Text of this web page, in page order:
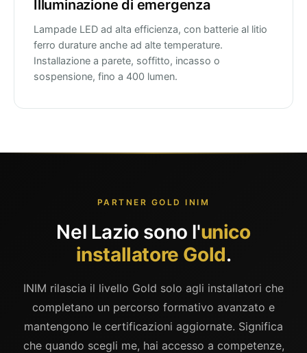
Illuminazione di emergenza
Lampade LED ad alta efficienza, con batterie al litio
ferro durature anche ad alte temperature.
Installazione a parete, soffitto, incasso o
sospensione, fino a 400 lumen.
PARTNER GOLD INIM
Nel Lazio sono l'unico
installatore Gold.
INIM rilascia il livello Gold solo agli installatori che
completano un percorso formativo avanzato e
mantengono le certificazioni aggiornate. Significa
che quando scegli me, hai accesso a competenze,